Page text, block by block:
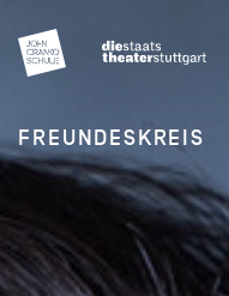
FREUNDESKREIS